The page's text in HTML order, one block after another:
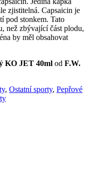
zjistitelná. Capsaicin je
pod stonkem. Tato
než zbývající část plodu,
by měl obsahovat
KO JET 40ml od F.W.
, Ostatní sporty, Pepřové